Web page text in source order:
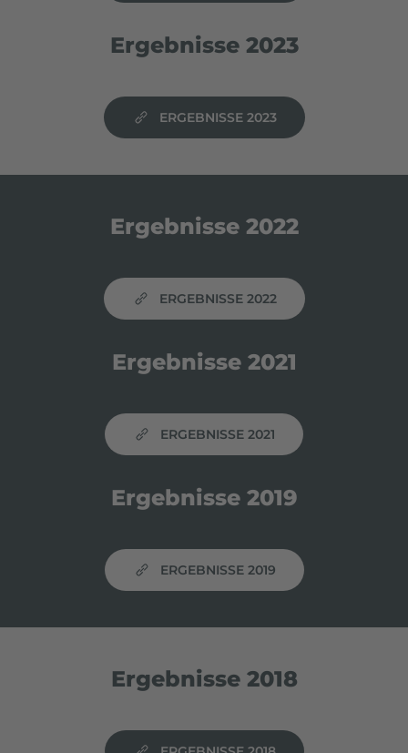
Ergebnisse 2023
ERGEBNISSE 2023
Ergebnisse 2022
ERGEBNISSE 2022
Ergebnisse 2021
ERGEBNISSE 2021
Ergebnisse 2019
ERGEBNISSE 2019
Ergebnisse 2018